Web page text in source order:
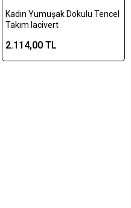
Kadın Yumuşak Dokulu Tencel
Takım lacivert
2.114,00 TL